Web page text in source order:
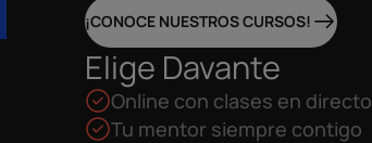
¡CONOCE NUESTROS CURSOS!
Elige Davante
Online con clases en directo
Tu mentor siempre contigo